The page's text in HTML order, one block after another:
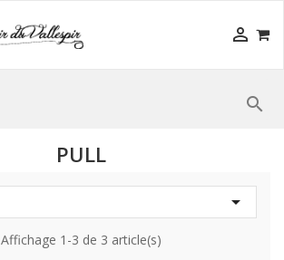


PULL

Affichage 1-3 de 3 article(s)